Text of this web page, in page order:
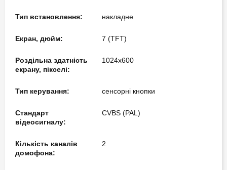
Тип встановлення: накладне
Екран, дюйм: 7 (TFT)
Роздільна здатність
екрану, пікселі:
1024х600
Тип керування: сенсорні кнопки
Стандарт
відеосигналу:
CVBS (PAL)
Кількість каналів
домофона:
2